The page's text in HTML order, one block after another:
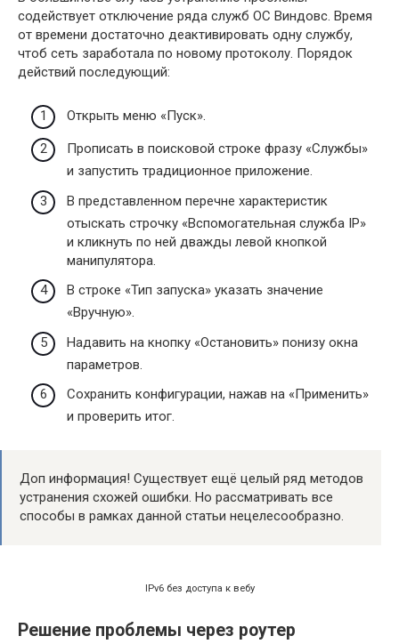
содействует отключение ряда служб OC Виндовс. Время
от времени достаточно деактивировать одну службу,
чтоб сеть заработала по новому протоколу. Порядок
действий последующий:
Открыть меню «Пуск».
Прописать в поисковой строке фразу «Службы»
и запустить традиционное приложение.
В представленном перечне характеристик
отыскать строчку «Вспомогательная служба IP»
и кликнуть по ней дважды левой кнопкой
манипулятора.
В строке «Тип запуска» указать значение
«Вручную».
Надавить на кнопку «Остановить» понизу окна
параметров.
Сохранить конфигурации, нажав на «Применить»
и проверить итог.
Доп информация! Существует ещё целый ряд методов
устранения схожей ошибки. Но рассматривать все
способы в рамках данной статьи нецелесообразно.
IPv6 без доступа к вебу
Решение проблемы через роутер